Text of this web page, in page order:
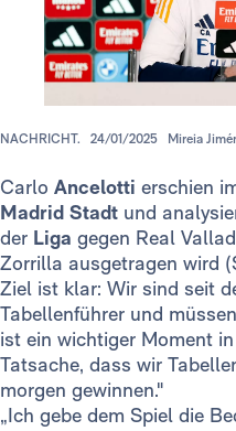
NACHRICHT. 24/01/2025 Mireia
Carlo Ancelotti erschien
Madrid Stadt und
der Liga gegen Real
Zorrilla ausgetragen wird
Ziel ist klar: Wir sind seit
Tabellenführer und
ist ein wichtiger Moment
Tatsache, dass wir
morgen gewinnen."
„Ich gebe dem Spiel die